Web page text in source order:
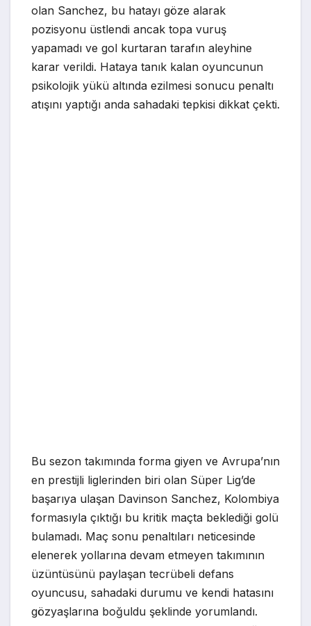
olan Sanchez, bu hatayı göze alarak
pozisyonu üstlendi ancak topa vuruş
yapamadı ve gol kurtaran tarafın aleyhine
karar verildi. Hataya tanık kalan oyuncunun
psikolojik yükü altında ezilmesi sonucu penaltı
atışını yaptığı anda sahadaki tepkisi dikkat çekti.
Bu sezon takımında forma giyen ve Avrupa’nın
en prestijli liglerinden biri olan Süper Lig’de
başarıya ulaşan Davinson Sanchez, Kolombiya
formasıyla çıktığı bu kritik maçta beklediği golü
bulamadı. Maç sonu penaltıları neticesinde
elenerek yollarına devam etmeyen takımının
üzüntüsünü paylaşan tecrübeli defans
oyuncusu, sahadaki durumu ve kendi hatasını
gözyaşlarına boğuldu şeklinde yorumlandı.